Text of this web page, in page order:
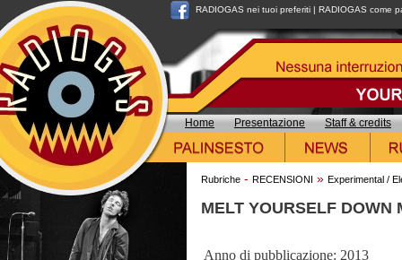
RADIOGAS nei tuoi preferiti | RADIOGAS come
Home Presentazione Staff & credits
Rubriche - RECENSIONI » Experimental /
MELT YOURSELF
Anno di pubblicazione: 2013